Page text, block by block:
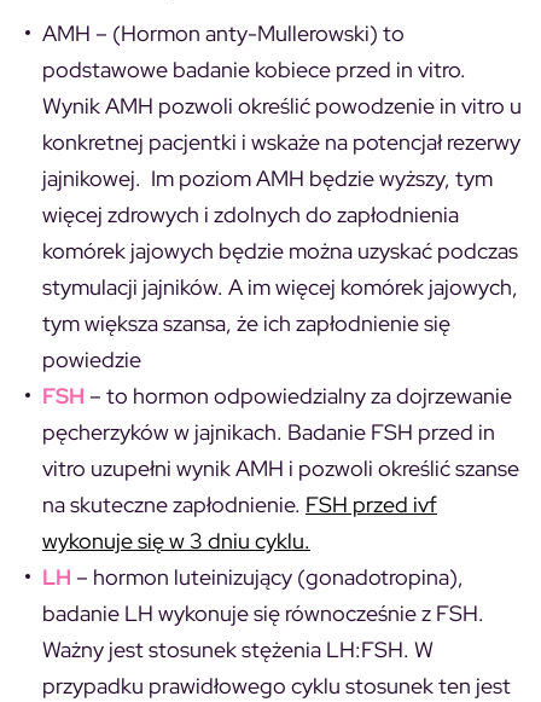
AMH – (Hormon anty-Mullerowski) to
podstawowe badanie kobiece przed in vitro.
Wynik AMH pozwoli określić powodzenie in vitro u
konkretnej pacjentki i wskaże na potencjał rezerwy
jajnikowej. Im poziom AMH będzie wyższy, tym
więcej zdrowych i zdolnych do zapłodnienia
komórek jajowych będzie można uzyskać podczas
stymulacji jajników. A im więcej komórek jajowych,
tym większa szansa, że ich zapłodnienie się
powiedzie
FSH – to hormon odpowiedzialny za dojrzewanie
pęcherzyków w jajnikach. Badanie FSH przed in
vitro uzupełni wynik AMH i pozwoli określić szanse
na skuteczne zapłodnienie. FSH przed ivf
wykonuje się w 3 dniu cyklu.
LH – hormon luteinizujący (gonadotropina),
badanie LH wykonuje się równocześnie z FSH.
Ważny jest stosunek stężenia LH:FSH. W
przypadku prawidłowego cyklu stosunek ten jest